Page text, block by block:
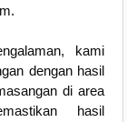
kami
dengan hasil
di area
hasil